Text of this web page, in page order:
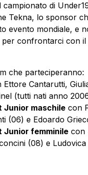
di
Tekna, lo sponsor
evento mondiale, e
per confrontarci con
che parteciperanno:
Ettore Cantarutti,
(tutti nati anno
Junior maschile con
(06) e Edoardo
Junior femminile con
(08) e